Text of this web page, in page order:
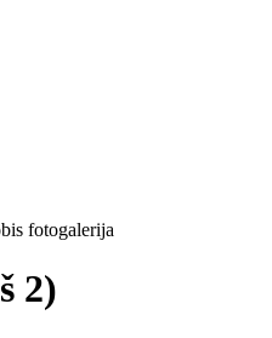
fotogalerija
2)